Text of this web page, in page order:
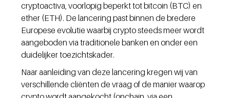
cryptoactiva, voorlopig beperkt tot bitcoin (BTC) en
ether (ETH). De lancering past binnen de bredere
Europese evolutie waarbij crypto steeds meer wordt
aangeboden via traditionele banken en onder een
duidelijker toezichtskader.
Naar aanleiding van deze lancering kregen wij van
verschillende cliënten de vraag of de manier waarop